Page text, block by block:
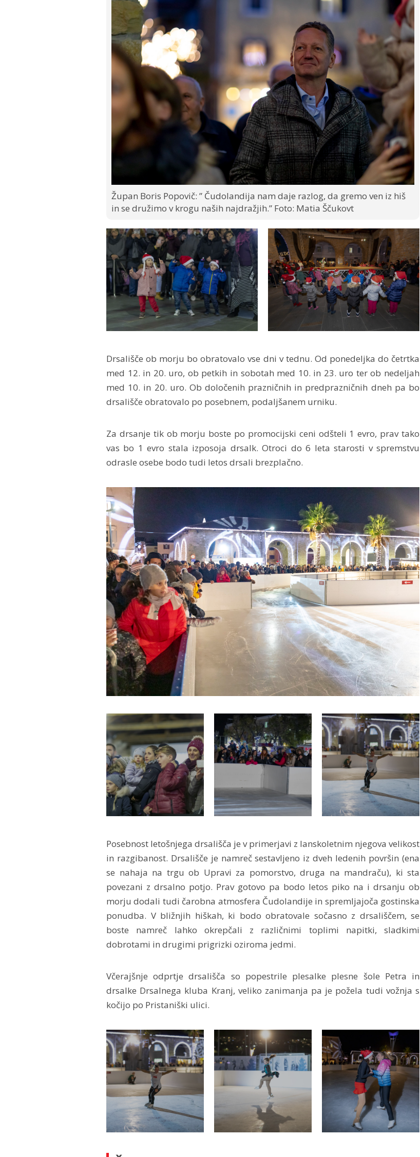
Župan Boris Popovič: ” Čudolandija nam daje razlog, da gremo ven iz hiš
in se družimo v krogu naših najdražjih.” Foto: Matia Ščukovt
Drsališče ob morju bo obratovalo vse dni v tednu. Od ponedeljka do četrtka
med 12. in 20. uro, ob petkih in sobotah med 10. in 23. uro ter ob nedeljah
med 10. in 20. uro. Ob določenih prazničnih in predprazničnih dneh pa bo
drsališče obratovalo po posebnem, podaljšanem urniku.
Za drsanje tik ob morju boste po promocijski ceni odšteli 1 evro, prav tako
vas bo 1 evro stala izposoja drsalk. Otroci do 6 leta starosti v spremstvu
odrasle osebe bodo tudi letos drsali brezplačno.
Posebnost letošnjega drsališča je v primerjavi z lanskoletnim njegova velikost
in razgibanost. Drsališče je namreč sestavljeno iz dveh ledenih površin (ena
se nahaja na trgu ob Upravi za pomorstvo, druga na mandraču), ki sta
povezani z drsalno potjo. Prav gotovo pa bodo letos piko na i drsanju ob
morju dodali tudi čarobna atmosfera Čudolandije in spremljajoča gostinska
ponudba. V bližnjih hiškah, ki bodo obratovale sočasno z drsališčem, se
boste namreč lahko okrepčali z različnimi toplimi napitki, sladkimi
dobrotami in drugimi prigrizki oziroma jedmi.
Včerajšnje odprtje drsališča so popestrile plesalke plesne šole Petra in
drsalke Drsalnega kluba Kranj, veliko zanimanja pa je požela tudi vožnja s
kočijo po Pristaniški ulici.